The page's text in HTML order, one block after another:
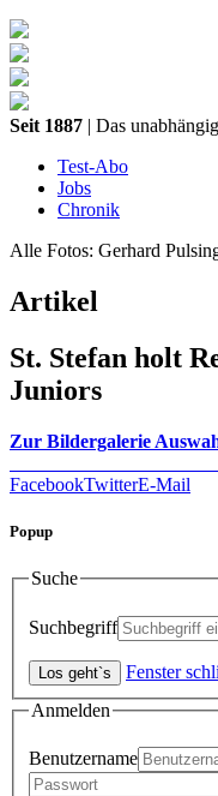
Seit 1887 | Das
Test-Abo
Jobs
Chronik
Alle Fotos: Gerhard
Artikel
St. Stefan holt
Juniors
Zur Bildergalerie
FacebookTwitterE-Mail
Popup
Suche
Suchbegriff
Fenster
Anmelden
Benutzername